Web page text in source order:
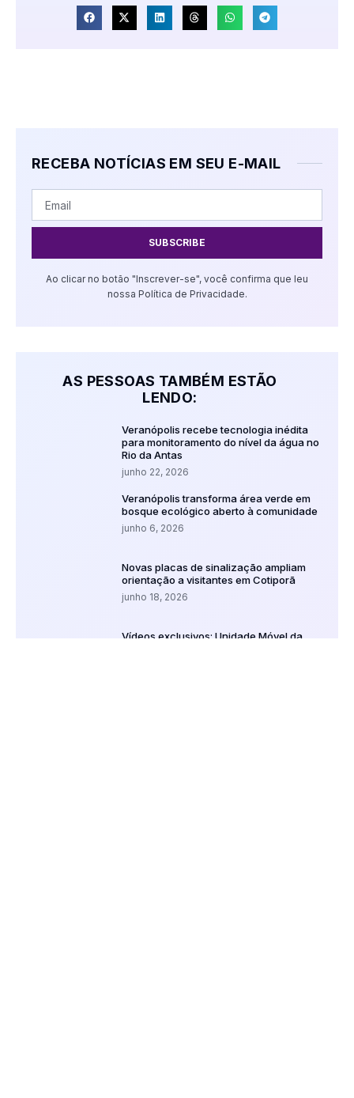
RECEBA NOTÍCIAS EM SEU E-MAIL
SUBSCRIBE
Ao clicar no botão "Inscrever-se", você confirma que leu
nossa Política de Privacidade.
AS PESSOAS TAMBÉM ESTÃO
LENDO:
Veranópolis recebe tecnologia inédita
para monitoramento do nível da água no
Rio da Antas
junho 22, 2026
Veranópolis transforma área verde em
bosque ecológico aberto à comunidade
junho 6, 2026
Novas placas de sinalização ampliam
orientação a visitantes em Cotiporã
junho 18, 2026
Vídeos exclusivos: Unidade Móvel da